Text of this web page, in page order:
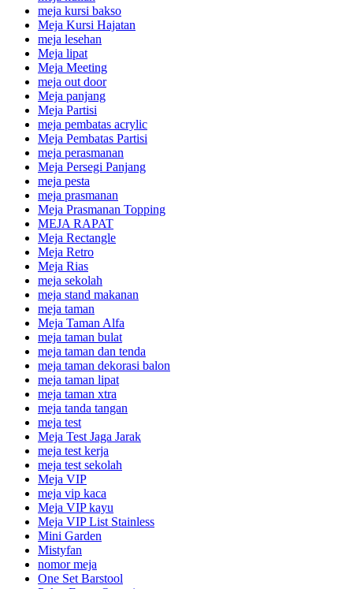
meja kursi bakso
Meja Kursi Hajatan
meja lesehan
Meja lipat
Meja Meeting
meja out door
Meja panjang
Meja Partisi
meja pembatas acrylic
Meja Pembatas Partisi
meja perasmanan
Meja Persegi Panjang
meja pesta
meja prasmanan
Meja Prasmanan Topping
MEJA RAPAT
Meja Rectangle
Meja Retro
Meja Rias
meja sekolah
meja stand makanan
meja taman
Meja Taman Alfa
meja taman bulat
meja taman dan tenda
meja taman dekorasi balon
meja taman lipat
meja taman xtra
meja tanda tangan
meja test
Meja Test Jaga Jarak
meja test kerja
meja test sekolah
Meja VIP
meja vip kaca
Meja VIP kayu
Meja VIP List Stainless
Mini Garden
Mistyfan
nomor meja
One Set Barstool